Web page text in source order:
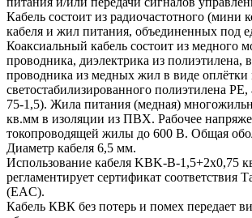
Кабель состоит из радиочастотного (мини
кабеля и жил питания, объединенных под
Коаксиальный кабель состоит из медного
проводника, диэлектрика из полиэтилена,
проводника из медных жил в виде оплётки
светостабилизированного полиэтилена
75-1,5). Жила питания (медная)
кв.мм в изоляции из ПВХ. Рабочее
токопроводящей жилы до 600 В. Общая
Диаметр кабеля 6,5 мм.
Использование кабеля KBK-B-1,5+2x0,75
регламентирует сертификат соответствия
(EAC).
Кабель КВК без потерь и помех передает